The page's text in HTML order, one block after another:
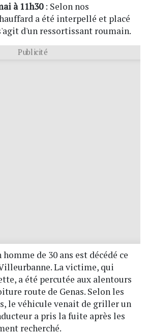
à 11h30: Selon nos
a été interpellé et placé
d'un ressortissant roumain.
Publicité
homme de 30 ans est décédé ce
La victime, qui
a été percutée aux alentours
route de Genas. Selon les
le véhicule venait de griller un
a pris la fuite après les
recherché.